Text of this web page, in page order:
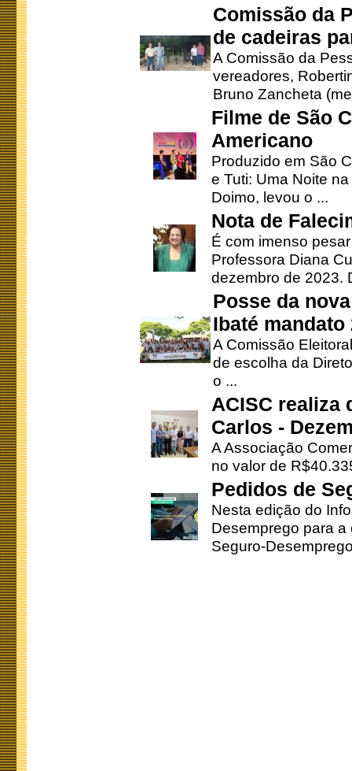
Comissão da
de cadeiras
A Comissão da
vereadores,
Bruno Zancheta
Filme de São
Americano
Produzido em São
e Tuti: Uma Noite
Doimo, levou o ...
Nota de
É com imenso
Professora Diana
dezembro de 2023.
Posse da
Ibaté mandato
A Comissão
de escolha da
o ...
ACISC realiza
Carlos -
A Associação
no valor de
Pedidos de
Nesta edição do
Desemprego para
Seguro-